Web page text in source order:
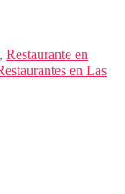
, Restaurante en
en Las